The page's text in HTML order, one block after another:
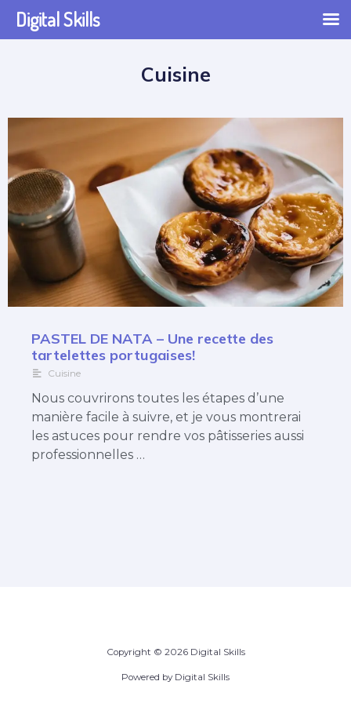
Cuisine
PASTEL DE NATA – Une recette des
tartelettes portugaises!
Cuisine
Nous couvrirons toutes les étapes d’une
manière facile à suivre, et je vous montrerai
les astuces pour rendre vos pâtisseries aussi
professionnelles …
Copyright © 2026 Digital Skills
Powered by Digital Skills
Digital Skills